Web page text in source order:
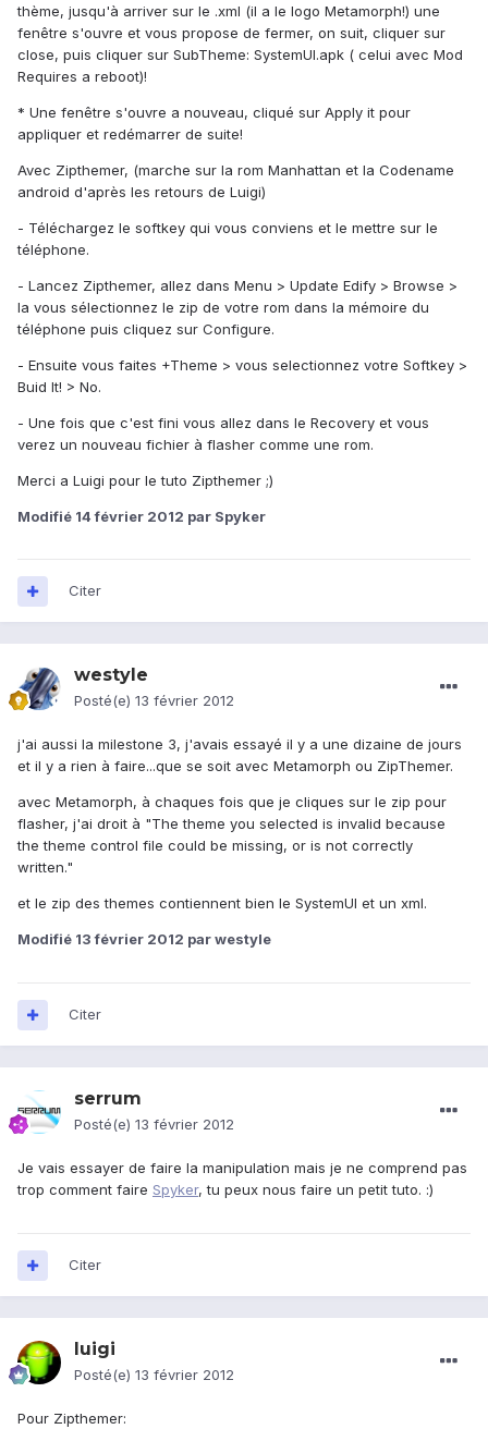
thème, jusqu'à arriver sur le .xml (il a le logo Metamorph!) une
fenêtre s'ouvre et vous propose de fermer, on suit, cliquer sur
close, puis cliquer sur SubTheme: SystemUI.apk ( celui avec Mod
Requires a reboot)!
* Une fenêtre s'ouvre a nouveau, cliqué sur Apply it pour
appliquer et redémarrer de suite!
Avec Zipthemer, (marche sur la rom Manhattan et la Codename
android d'après les retours de Luigi)
- Téléchargez le softkey qui vous conviens et le mettre sur le
téléphone.
- Lancez Zipthemer, allez dans Menu > Update Edify > Browse >
la vous sélectionnez le zip de votre rom dans la mémoire du
téléphone puis cliquez sur Configure.
- Ensuite vous faites +Theme > vous selectionnez votre Softkey >
Buid It! > No.
- Une fois que c'est fini vous allez dans le Recovery et vous
verez un nouveau fichier à flasher comme une rom.
Merci a Luigi pour le tuto Zipthemer ;)
Modifié 14 février 2012 par Spyker
Citer
westyle
Posté(e) 13 février 2012
j'ai aussi la milestone 3, j'avais essayé il y a une dizaine de jours
et il y a rien à faire...que se soit avec Metamorph ou ZipThemer.
avec Metamorph, à chaques fois que je cliques sur le zip pour
flasher, j'ai droit à "The theme you selected is invalid because
the theme control file could be missing, or is not correctly
written."
et le zip des themes contiennent bien le SystemUI et un xml.
Modifié 13 février 2012 par westyle
Citer
serrum
Posté(e) 13 février 2012
Je vais essayer de faire la manipulation mais je ne comprend pas
trop comment faire Spyker, tu peux nous faire un petit tuto. :)
Citer
luigi
Posté(e) 13 février 2012
Pour Zipthemer: